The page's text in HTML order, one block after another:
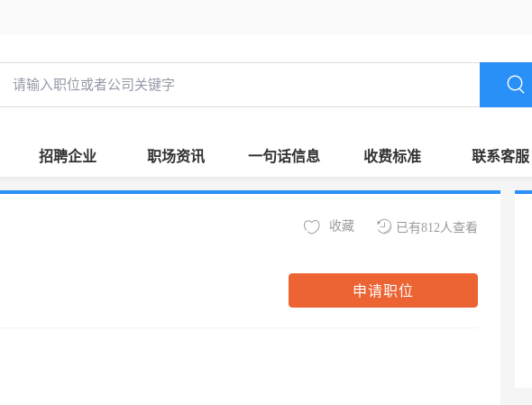
招聘企业 职场资讯 一句话信息 收费标准 联系客服
已有812人查看
收藏
申请职位